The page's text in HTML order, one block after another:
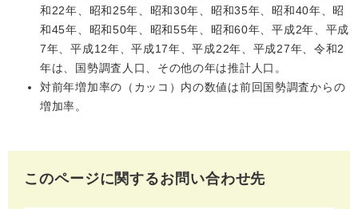
和22年、昭和25年、昭和30年、昭和35年、昭和40年、昭
和45年、昭和50年、昭和55年、昭和60年、平成2年、平成
7年、平成12年、平成17年、平成22年、平成27年、令和2
年は、国勢調査人口、その他の年は推計人口。
対前年増加率の（カッコ）内の数値は前回国勢調査からの
増加率。
このページに関するお問い合わせ先